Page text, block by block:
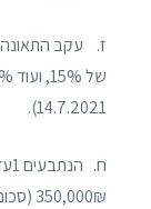
ז. עקב התאונה
14.7.2021).
350,000₪ (סכום הכולל שכ"ט עו"ד והוצאות משפט).